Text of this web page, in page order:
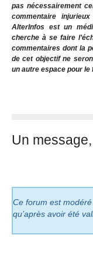
pas nécessairement
commentaire
AlterInfos est un
cherche à se faire
commentaires dont la
de cet objectif ne
un autre espace pour le
Un
Ce forum est
qu’après avoir été